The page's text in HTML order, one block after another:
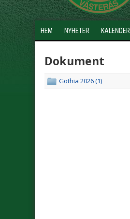
HEM NYHETER KALENDER
Dokument
Gothia 2026 (1)